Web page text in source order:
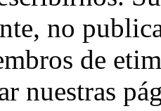
no
de
nuestras